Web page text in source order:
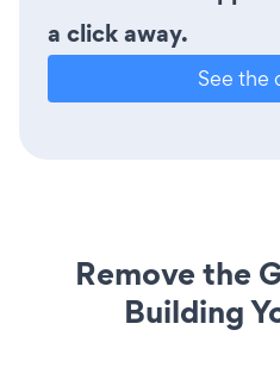
a click away.
See the
Remove the
Building